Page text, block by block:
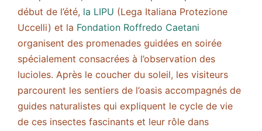
début de l’été, la LIPU (Lega Italiana Protezione
Uccelli) et la Fondation Roffredo Caetani
organisent des promenades guidées en soirée
spécialement consacrées à l’observation des
lucioles. Après le coucher du soleil, les visiteurs
parcourent les sentiers de l’oasis accompagnés de
guides naturalistes qui expliquent le cycle de vie
de ces insectes fascinants et leur rôle dans